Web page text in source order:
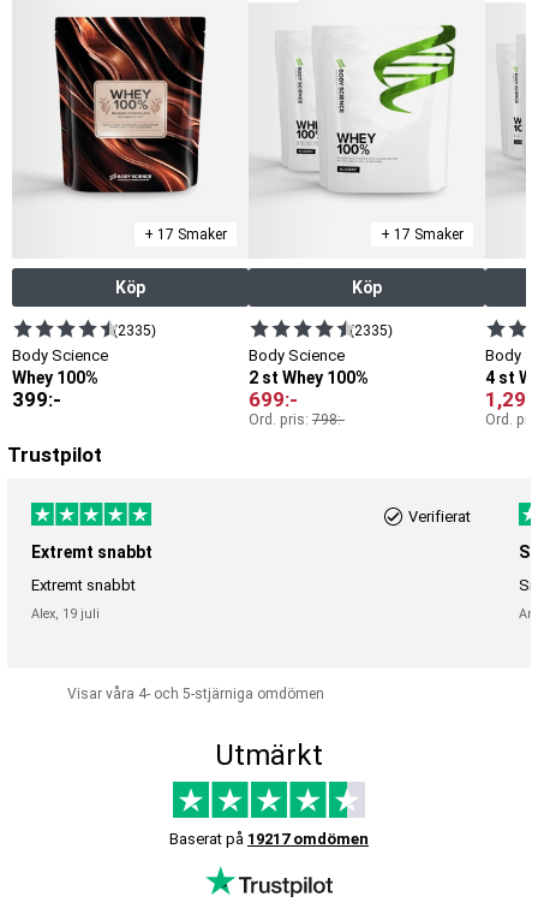
+ 17 Smaker
Köp
(2335)
Body Science
Whey 100%
399:-
+ 17 Smaker
Köp
(2335)
Body Science
2 st Whey 100%
699:-
Ord. pris:798:-
Body
4 st
1,299
Ord.
Trustpilot
Verifierat
Extremt snabbt
Extremt snabbt
Alex, 19 juli
Visar våra 4- och 5-stjärniga omdömen
Utmärkt
Baserat på 19217 omdömen